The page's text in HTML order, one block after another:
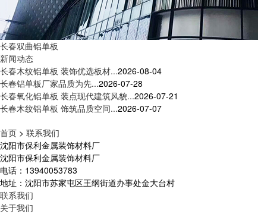
长春双曲铝单板
新闻动态
长春木纹铝单板 装饰优选板材...2026-08-04
长春铝单板厂家品质为先...2026-07-28
长春氧化铝单板 装点现代建筑风貌...2026-07-21
长春木纹铝单板 饰筑品质空间...2026-07-07
首页 > 联系我们
沈阳市保利金属装饰材料厂
沈阳市保利金属装饰材料厂
电话：13940053783
地址：沈阳市苏家屯区王纲街道办事处金大台村
联系我们
关于我们